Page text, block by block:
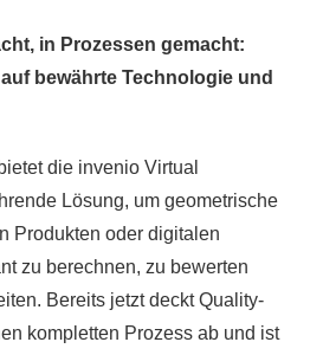
in Prozessen gemacht:
bewährte Technologie und
die invenio Virtual
Lösung, um geometrische
Produkten oder digitalen
zu berechnen, zu bewerten
Bereits jetzt deckt Quality-
kompletten Prozess ab und ist